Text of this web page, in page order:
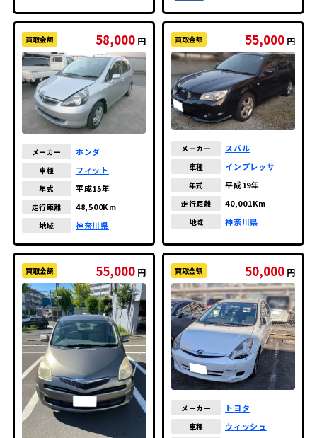
買取金額 58,000 円
メーカー ホンダ
車種 フィット
年式 平成15年
走行距離 48,500Km
地域 神奈川県
買取金額 55,000 円
メーカー スバル
車種 インプレッサ
年式 平成19年
走行距離 40,001Km
地域 神奈川県
買取金額 55,000 円 買取金額 50,000 円
メーカー トヨタ
車種 ウィッシュ